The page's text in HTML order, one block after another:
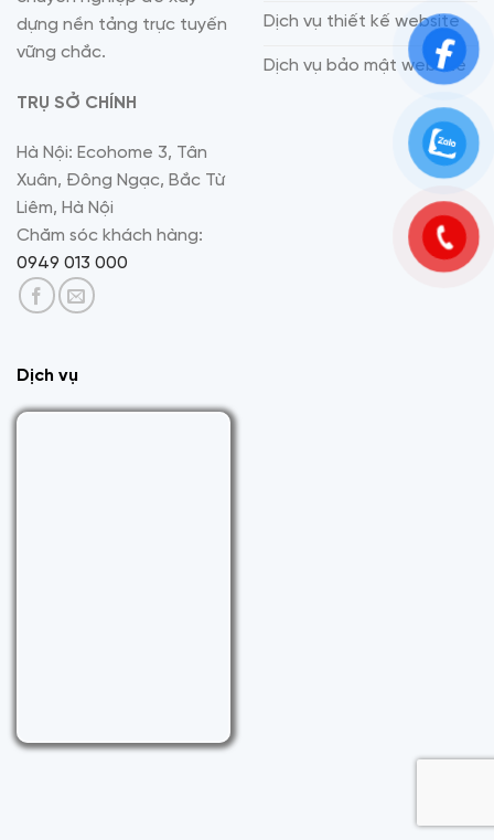
dựng nền tảng trực tuyến
vững chắc.
TRỤ SỞ CHÍNH
Hà Nội: Ecohome 3, Tân
Xuân, Đông Ngạc, Bắc Từ
Liêm, Hà Nội
Chăm sóc khách hàng:
0949 013 000
Dịch vụ thiết kế website
Dịch vụ bảo mật website
Dịch vụ